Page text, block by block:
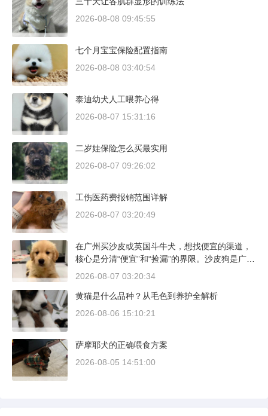
2026-08-08 09:45:55
七个月宝宝保险配置指南
2026-08-08 03:40:54
泰迪幼犬人工喂养心得
2026-08-07 15:31:16
二岁娃保险怎么买最实用
2026-08-07 09:26:02
工伤医药费报销范围详解
2026-08-07 03:20:49
在广州买沙皮或英国斗牛犬，想找便宜的渠道，
核心是分清“便宜”和“捡漏”的界限。沙皮狗是广东
本地犬种，价格比北方城市有优势；英国斗牛犬
方和真实价格区间。
2026-08-07 03:20:34
黄猫是什么品种？从毛色到养护全解析
2026-08-06 15:10:21
萨摩耶犬的正确喂食方案
2026-08-05 14:51:00